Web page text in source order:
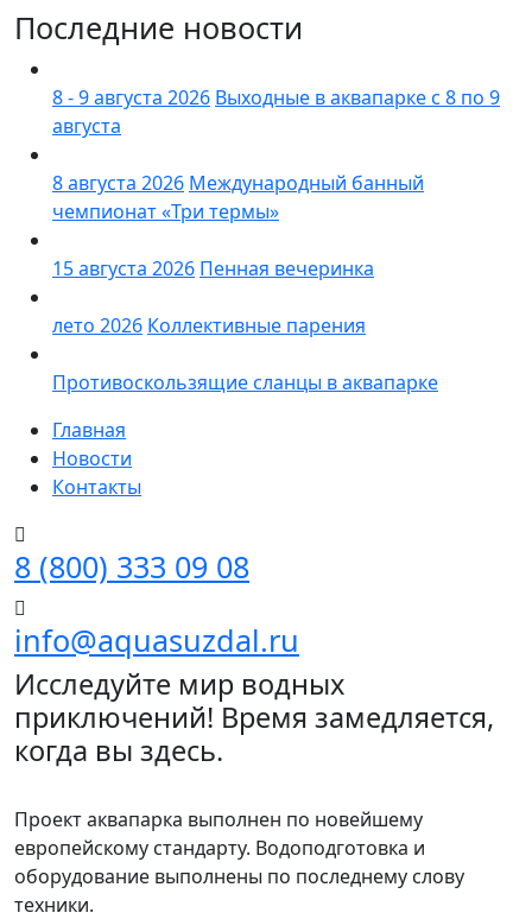
Последние новости
8 - 9 августа 2026 Выходные в аквапарке с 8 по 9
августа
8 августа 2026 Международный банный
чемпионат «Три термы»
15 августа 2026 Пенная вечеринка
лето 2026 Коллективные парения
Противоскользящие сланцы в аквапарке
Главная
Новости
Контакты
8 (800) 333 09 08
info@aquasuzdal.ru
Исследуйте мир водных
приключений! Время замедляется,
когда вы здесь.
Проект аквапарка выполнен по новейшему
европейскому стандарту. Водоподготовка и
оборудование выполнены по последнему слову
техники.